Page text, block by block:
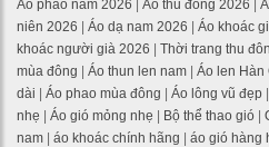
Áo phao nam 2026 | Áo thu đông 2026 |
niên 2026 | Áo dạ nam 2026 | Áo khoác
khoác người già 2026 | Thời trang thu
mùa đông | Áo thun len nam | Áo len Hàn
dài | Áo phao mùa đông | Áo lông vũ đẹp |
nhẹ | Áo gió mỏng nhẹ | Bộ thể thao gió |
nam | áo khoác chính hãng | áo gió hàng